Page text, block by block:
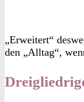
„Erweitert“
den „Alltag“,